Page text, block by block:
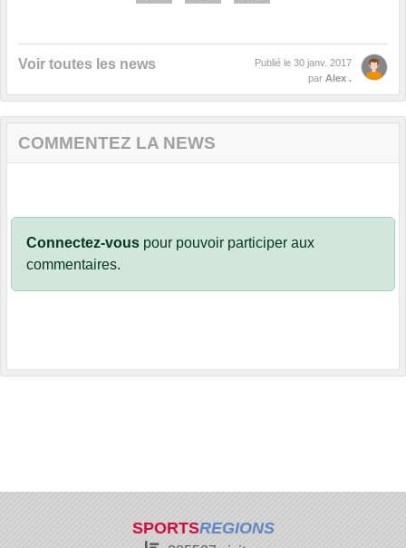
Voir toutes les news Publié le 30 janv. 2017
par Alex .
COMMENTEZ LA NEWS
Connectez-vous pour pouvoir participer aux
commentaires.
SPORTSREGIONS